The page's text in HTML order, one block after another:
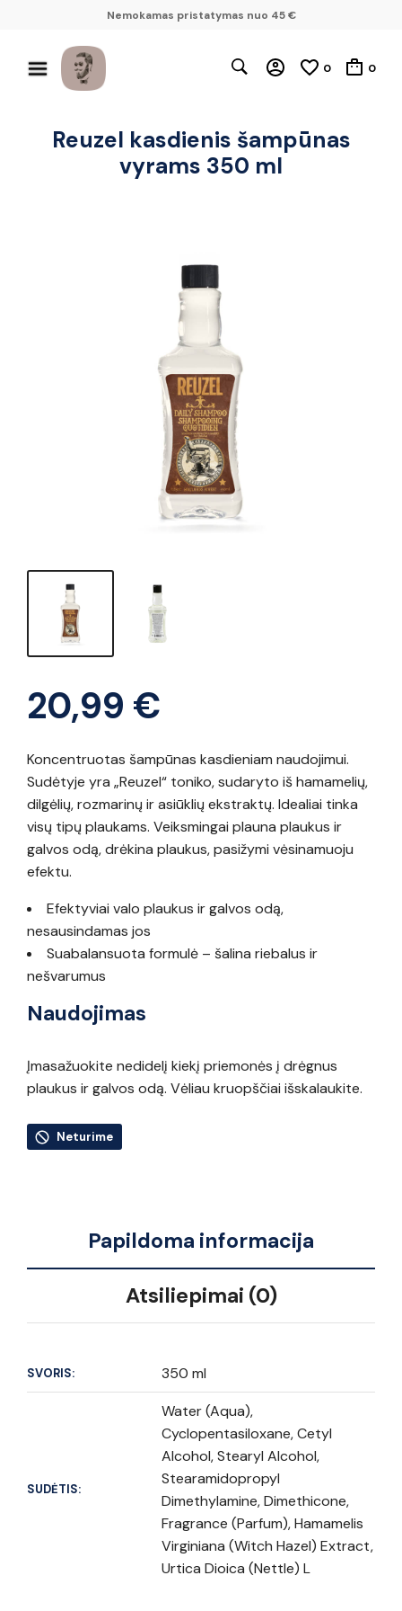
Nemokamas pristatymas nuo 45 €
0 0
Reuzel kasdienis šampūnas
vyrams 350 ml
20,99 €
Koncentruotas šampūnas kasdieniam naudojimui.
Sudėtyje yra „Reuzel“ toniko, sudaryto iš hamamelių,
dilgėlių, rozmarinų ir asiūklių ekstraktų. Idealiai tinka
visų tipų plaukams. Veiksmingai plauna plaukus ir
galvos odą, drėkina plaukus, pasižymi vėsinamuoju
efektu.
Efektyviai valo plaukus ir galvos odą,
nesausindamas jos
Suabalansuota formulė – šalina riebalus ir
nešvarumus
Naudojimas
Įmasažuokite nedidelį kiekį priemonės į drėgnus
plaukus ir galvos odą. Vėliau kruopščiai išskalaukite.
Neturime
Papildoma informacija
Atsiliepimai (0)
SVORIS: 350 ml
SUDĖTIS:
Water (Aqua),
Cyclopentasiloxane, Cetyl
Alcohol, Stearyl Alcohol,
Stearamidopropyl
Dimethylamine, Dimethicone,
Fragrance (Parfum), Hamamelis
Virginiana (Witch Hazel) Extract,
Urtica Dioica (Nettle) L